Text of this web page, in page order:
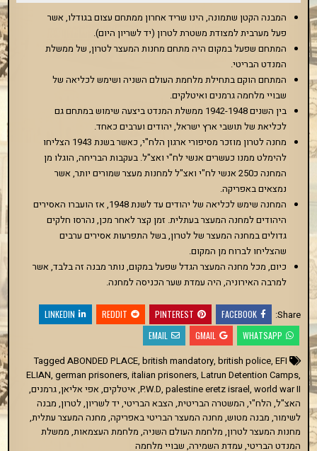
המבנה הקטן שתמונה, הינו שריד אחרון ממתחם עצום בגודלו, אשר
פעל מערבית למצודת משטרת לטרון (יד לשריון היום).
המתחם שפעל במקום היה מתחם מחנות המעצר לטרון, של ממשלת
המנדט הבריטי.
המתחם הוקם בתחילת מלחמת העולם השניה ושימש לכליאה של
שבויי מלחמה גרמנים ואיטלקים.
בין השנים 1942-1948 ממשלת המנדט ביצעה שימוש במתחם גם
לכליאת של תושבי ארץ ישראל, יהודים וערבים כאחד.
מחנה לטרון מוזכר מסיפורי ארגון הלח"י, כאשר בשנת 1943 הצליחו
להימלט ממנו כעשרים אנשי לח"י ואצ"ל. בעקבות הבריחה, הוגלו מן
המחנה כ250 אנשי לח"י ואצ"ל למחנות מעצר שמורים יותר, אשר
נמצאים באפריקה.
המחנה שימש לכליאה של יהודים עד לשנת 1948, אז הועברו האסירים
היהודים למחנה המעצר בעתלית. זמן קצר לאחר מכן, נהרסו חלקים
גדולים במחנה המעצר של לטרון, בשל התפרעות אסירים ערבים
שהצליחו לברוח מן המקום.
כיום, מכל מחנה המעצר הגדל שפעל במקום, נותר מבנה זה בלבד, אשר
למרבה האירוניה, היה עמדת שער הכניסה למחנה.
Share:
FACEBOOK
PINTEREST
REDDIT
LINKEDIN
WHATSAPP
GMAIL
EMAIL
ABONDED PLACE, british mandatory, british police, EFI
ELIAN, german prisoners, italian prisoners, Latrun Detention Camps,
P.W.D, palestine eretz israel, world war II
, איטלקים, אפי אליאן,גרמנים,
האצ"ל, הלח"י, המשטרה הבריטית, הצבא הבריטי, יד לשריון,לטרון, מבנה
לשימור, מבנה מטוש, מחנה המעצר הבריטי באפריקה, מחנה המעצר עתלית,
מחנות המעצר לטרון, מלחמת העולם השניה, מלחמת העצמאות, ממשלת
המנדט הבריטי, עמדת השמירה, שבויי מלחמה